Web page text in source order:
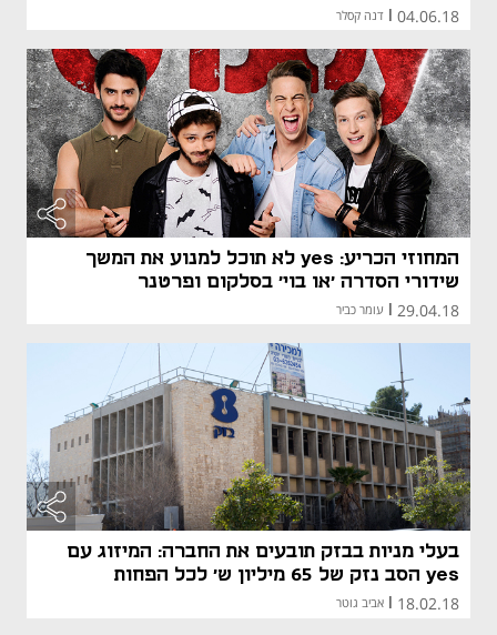
04.06.18
| דנה קסלר
המחוזי הכריע: yes לא תוכל למנוע את המשך
שידורי הסדרה 'או בוי' בסלקום ופרטנר
29.04.18
| עומר כביר
בעלי מניות בבזק תובעים את החברה: המיזוג עם
yes הסב נזק של 65 מיליון ש' לכל הפחות
18.02.18 אביב גוטר